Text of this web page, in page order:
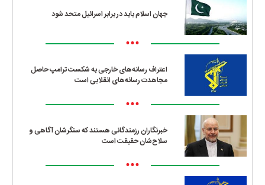
جهان اسلام باید در برابر اسرائیل متحد شود
•••
اعتراف رسانه‌های خارجی به شکست ترامپ حاصل
مجاهدت رسانه‌های انقلابی است
•••
خبرنگاران رزمندگانی هستند که سنگرشان آگاهی و
سلاح‌شان حقیقت است
•••